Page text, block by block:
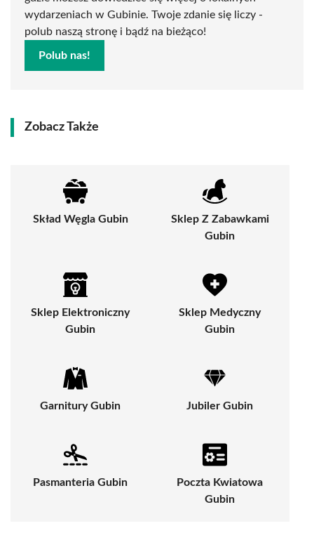
wydarzeniach w Gubinie. Twoje zdanie się liczy -
polub naszą stronę i bądź na bieżąco!
Polub nas!
Zobacz Także
Skład Węgla Gubin
Sklep Z Zabawkami
Gubin
Sklep Elektroniczny
Gubin
Sklep Medyczny
Gubin
Garnitury Gubin Jubiler Gubin
Pasmanteria Gubin
Poczta Kwiatowa
Gubin